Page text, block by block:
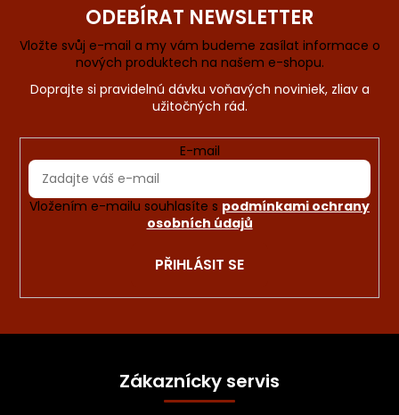
ODEBÍRAT NEWSLETTER
Vložte svůj e-mail a my vám budeme zasílat informace o
nových produktech na našem e-shopu.
E-mail
Vložením e-mailu souhlasíte s podmínkami ochrany
osobních údajů
PŘIHLÁSIT SE
Zákaznícky servis